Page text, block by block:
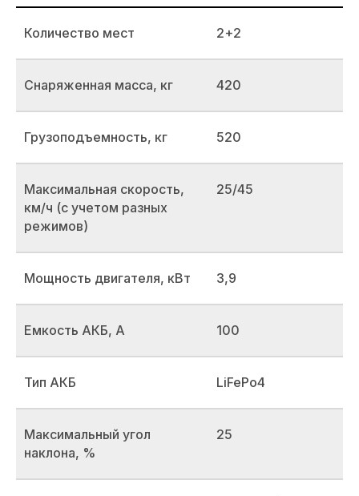
Количество мест 2+2
Снаряженная масса, кг 420
Грузоподъемность, кг 520
Максимальная скорость,
км/ч (с учетом разных
режимов)
25/45
Мощность двигателя, кВт 3,9
Емкость АКБ, А 100
Тип АКБ LiFePo4
Максимальный угол
наклона, %
25